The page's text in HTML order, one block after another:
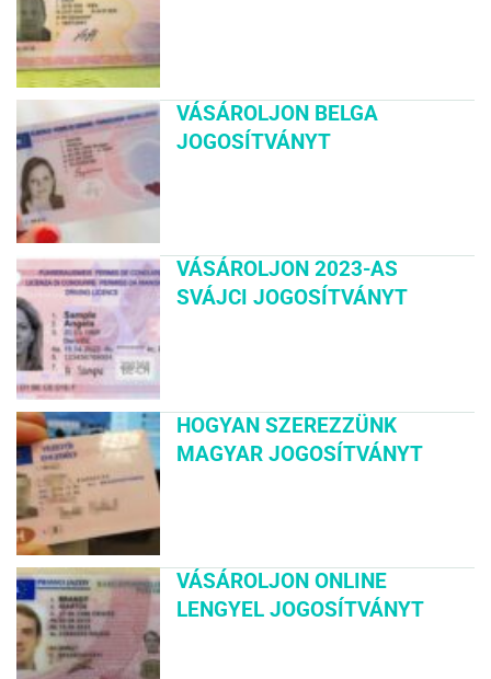
VÁSÁROLJON BELGA
JOGOSÍTVÁNYT
VÁSÁROLJON 2023-AS
SVÁJCI JOGOSÍTVÁNYT
HOGYAN SZEREZZÜNK
MAGYAR JOGOSÍTVÁNYT
VÁSÁROLJON ONLINE
LENGYEL JOGOSÍTVÁNYT